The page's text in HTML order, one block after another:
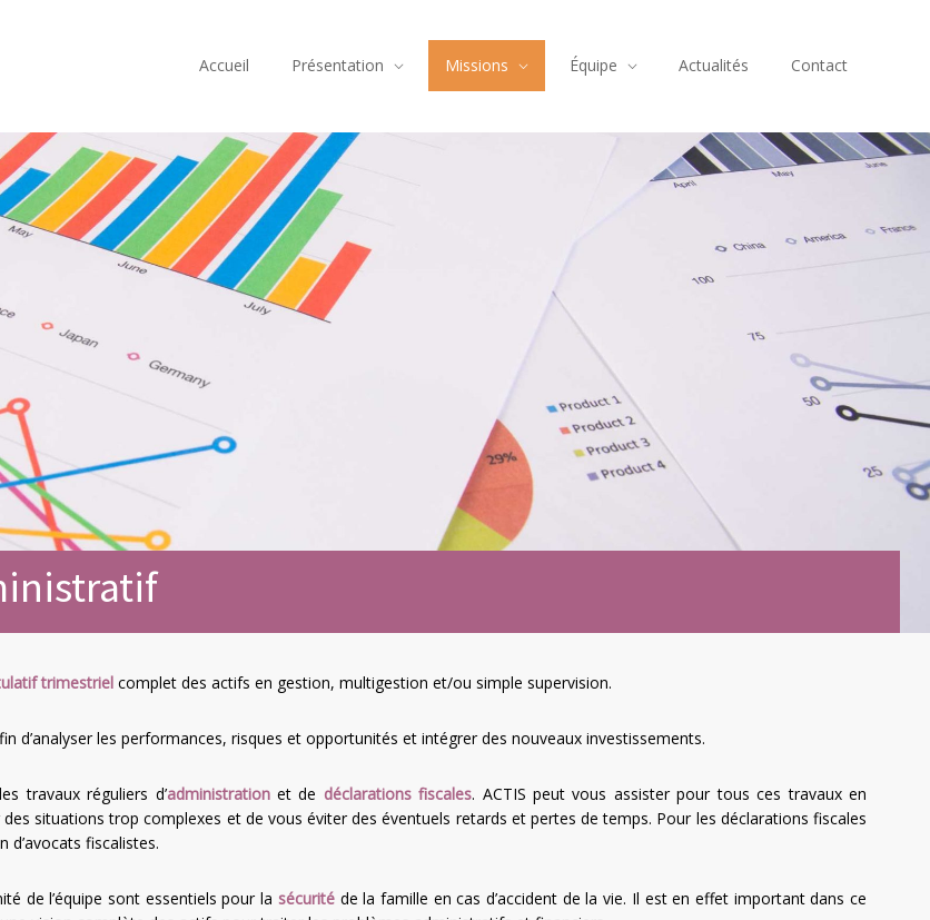
Accueil Présentation Missions Équipe Actualités Contact
trimestriel complet des actifs en gestion, multigestion et/ou simple supervision.
d’analyser les performances, risques et opportunités et intégrer des nouveaux investissements.
travaux réguliers d’administrationet de déclarations fiscales. ACTIS peut vous assister pour tous ces travaux en
situations trop complexes et de vous éviter des éventuels retards et pertes de temps. Pour les déclarations fiscales
d’avocats fiscalistes.
de l’équipe sont essentiels pour la sécuritéde la famille en cas d’accident de la vie. Il est en effet important dans ce